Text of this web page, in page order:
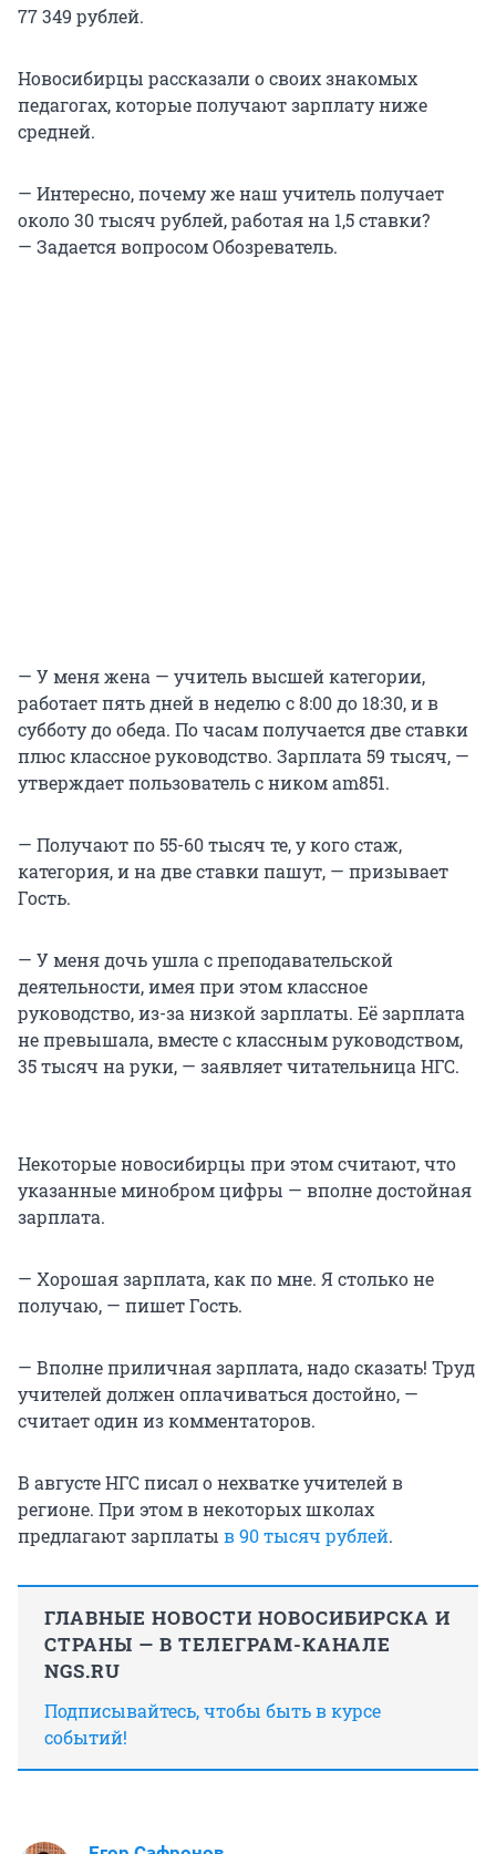
77 349 рублей.
Новосибирцы рассказали о своих знакомых
педагогах, которые получают зарплату ниже
средней.
— Интересно, почему же наш учитель получает
около 30 тысяч рублей, работая на 1,5 ставки?
— Задается вопросом Обозреватель.
— У меня жена — учитель высшей категории,
работает пять дней в неделю с 8:00 до 18:30, и в
субботу до обеда. По часам получается две ставки
плюс классное руководство. Зарплата 59 тысяч, —
утверждает пользователь с ником am851.
— Получают по 55-60 тысяч те, у кого стаж,
категория, и на две ставки пашут, — призывает
Гость.
— У меня дочь ушла с преподавательской
деятельности, имея при этом классное
руководство, из-за низкой зарплаты. Её зарплата
не превышала, вместе с классным руководством,
35 тысяч на руки, — заявляет читательница НГС.
Некоторые новосибирцы при этом считают, что
указанные минобром цифры — вполне достойная
зарплата.
— Хорошая зарплата, как по мне. Я столько не
получаю, — пишет Гость.
— Вполне приличная зарплата, надо сказать! Труд
учителей должен оплачиваться достойно, —
считает один из комментаторов.
В августе НГС писал о нехватке учителей в
регионе. При этом в некоторых школах
предлагают зарплаты в 90 тысяч рублей.
ГЛАВНЫЕ НОВОСТИ НОВОСИБИРСКА И
СТРАНЫ — В ТЕЛЕГРАМ-КАНАЛЕ
NGS.RU
Подписывайтесь, чтобы быть в курсе
событий!